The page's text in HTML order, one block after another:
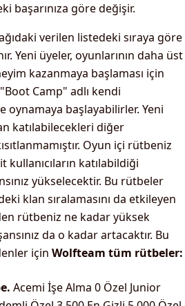
başarınıza göre değişir.
verilen listedeki sıraya göre
Yeni üyeler, oyunlarının daha üst
kazanmaya başlaması için
Camp" adlı kendi
oynamaya başlayabilirler. Yeni
katılabilecekleri diğer
Oyun içi rütbeniz
katılabildiği
yükselecektir. Bu rütbeler
klan sıralamasını da etkileyen
rütbeniz ne kadar yüksek
da o kadar artacaktır. Bu
için Wolfteam tüm rütbeler:
Acemi İşe Alma 0 Özel Junior